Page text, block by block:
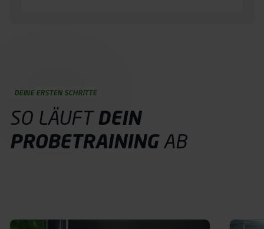
DEINE ERSTEN SCHRITTE
SO LÄUFT DEIN
PROBETRAINING AB